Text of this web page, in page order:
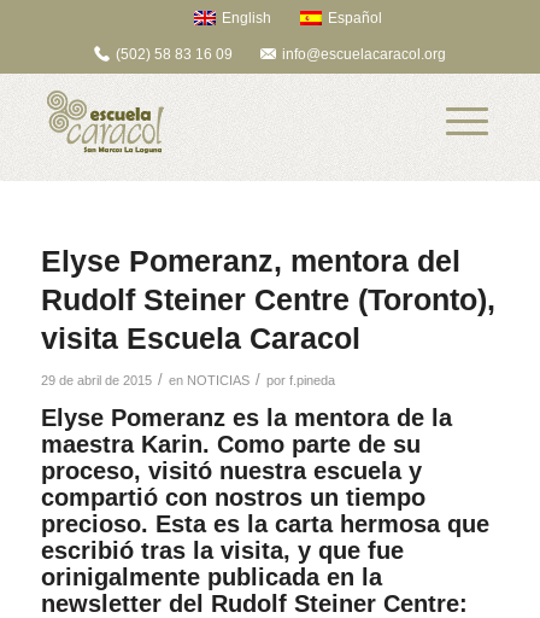
English Español
(502) 58 83 16 09 info@escuelacaracol.org
Elyse Pomeranz, mentora del
Rudolf Steiner Centre (Toronto),
visita Escuela Caracol
29 de abril de 2015 / en NOTICIAS / por f.pineda
Elyse Pomeranz es la mentora de la
maestra Karin. Como parte de su
proceso, visitó nuestra escuela y
compartió con nostros un tiempo
precioso. Esta es la carta hermosa que
escribió tras la visita, y que fue
orinigalmente publicada en la
newsletter del Rudolf Steiner Centre: